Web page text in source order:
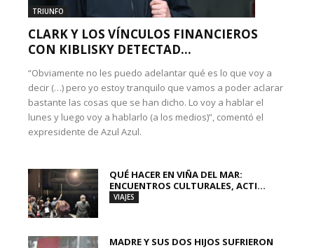
TRIUNFO
CLARK Y LOS VÍNCULOS FINANCIEROS
CON KIBLISKY DETECTAD...
“Obviamente no les puedo adelantar qué es lo que voy a
decir (…) pero yo estoy tranquilo que vamos a poder aclarar
bastante las cosas que se han dicho. Lo voy a hablar el
lunes y luego voy a hablarlo (a los medios)”, comentó el
expresidente de Azul Azul.
QUÉ HACER EN VIÑA DEL MAR:
ENCUENTROS CULTURALES, ACTI...
VIAJES
MADRE Y SUS DOS HIJOS SUFRIERON